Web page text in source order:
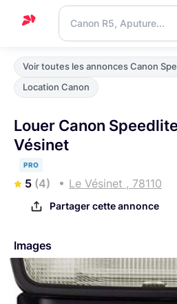
Accueil
Support
Nous
contacter
Voir toutes les annonces Canon
Location Canon
Louer Canon
Vésinet
PRO
5 (4) Le Vésinet , 78110
Partager cette annonce
Images